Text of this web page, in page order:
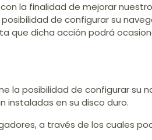
la finalidad de mejorar
de configurar su
que dicha acción podrá
la posibilidad de configurar su
instaladas en su disco duro.
a través de los cuales